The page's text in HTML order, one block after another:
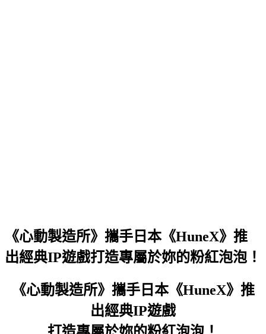
《心動製造所》攜手日本《HuneX》推
出經典IP遊戲打造專屬於妳的粉紅泡泡！
《心動製造所》攜手日本《HuneX》推
出經典IP遊戲